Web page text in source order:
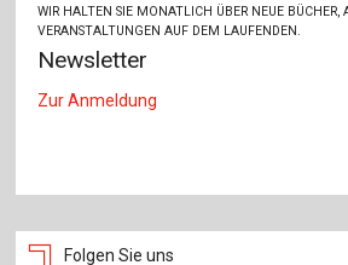
WIR HALTEN SIE MONATLICH ÜBER NEUE BÜCHER,
VERANSTALTUNGEN AUF DEM LAUFENDEN.
Newsletter
Zur Anmeldung
Folgen Sie uns